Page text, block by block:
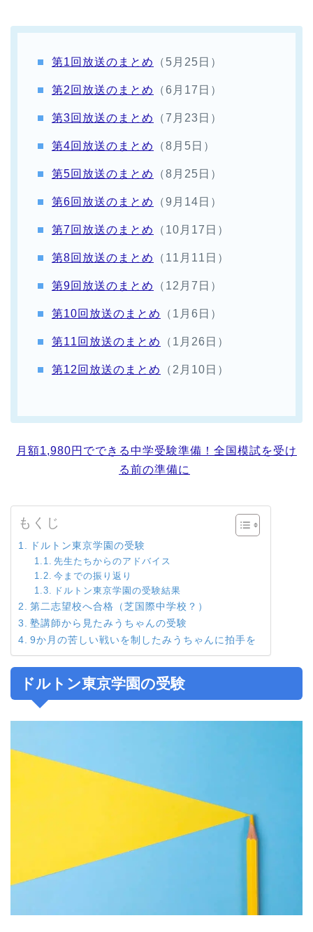
第1回放送のまとめ （5月25日）
第2回放送のまとめ （6月17日）
第3回放送のまとめ （7月23日）
第4回放送のまとめ （8月5日）
第5回放送のまとめ （8月25日）
第6回放送のまとめ （9月14日）
第7回放送のまとめ （10月17日）
第8回放送のまとめ （11月11日）
第9回放送のまとめ （12月7日）
第10回放送のまとめ （1月6日）
第11回放送のまとめ （1月26日）
第12回放送のまとめ （2月10日）
月額1,980円でできる中学受験準備！全国模試を受け
る前の準備に
もくじ
ドルトン東京学園の受験
先生たちからのアドバイス
今までの振り返り
ドルトン東京学園の受験結果
第二志望校へ合格（芝国際中学校？）
塾講師から見たみうちゃんの受験
9か月の苦しい戦いを制したみうちゃんに拍手を
ドルトン東京学園の受験